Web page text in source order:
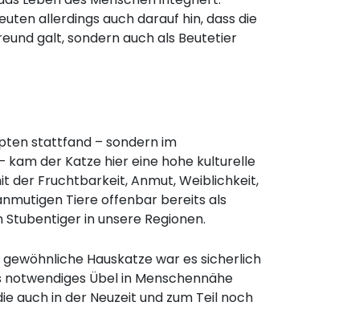
allerdings auch darauf hin, dass die
galt, sondern auch als Beutetier
stattfand – sondern im
der Katze hier eine hohe kulturelle
der Fruchtbarkeit, Anmut, Weiblichkeit,
Tiere offenbar bereits als
in unsere Regionen.
Hauskatze war es sicherlich
Übel in Menschennähe
auch in der Neuzeit und zum Teil noch